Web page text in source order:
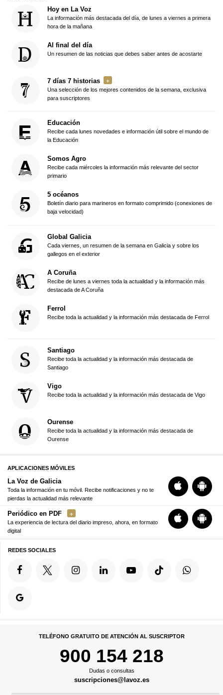
Hoy en La Voz
La información más destacada del día, de lunes a viernes a primera
hora de la mañana
Al final del día
Un resumen de las noticias que debes saber antes de acostarte
7 días 7 historias
Una selección de los mejores contenidos de la semana, exclusiva
para suscriptores
Educación
Recibe cada lunes novedades e información útil sobre el mundo de
la Educación
Somos Agro
Recibe cada miércoles la información más relevante del sector
primario
5 océanos
Boletín diario para marineros en formato comprimido (conexiones de
baja velocidad)
Global Galicia
Cada viernes, un resumen de la semana en Galicia y sobre los
gallegos en el exterior
A Coruña
Recibe de lunes a viernes toda la actualidad y la información más
destacada de A Coruña
Ferrol
Recibe toda la actualidad y la información más destacada de Ferrol
Santiago
Recibe toda la actualidad y la información más destacada de
Santiago
Vigo
Recibe toda la actualidad y la información más destacada de Vigo
Ourense
Recibe toda la actualidad y la información más destacada de
Ourense
APLICACIONES MÓVILES
La Voz de Galicia
Toda la información en tu móvil. Recibe notificaciones y no te
pierdas la actualidad más relevante
Periódico en PDF
La experiencia de lectura del diario impreso, ahora, en formato
digital
REDES SOCIALES
TELÉFONO GRATUITO DE ATENCIÓN AL SUSCRIPTOR
900 154 218
Dudas o consultas
suscripciones@lavoz.es